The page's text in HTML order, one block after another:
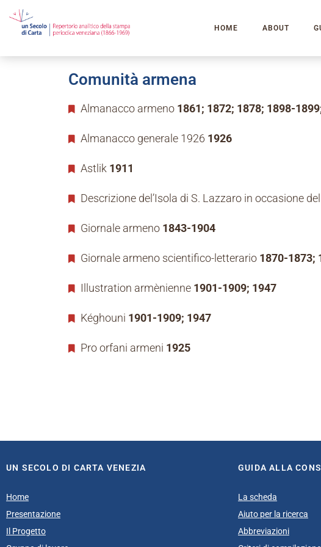
HOME ABOUT
Comunità armena
Almanacco armeno 1861; 1872; 1878; 1898-
Almanacco generale 1926 1926
Astlik 1911
Descrizione del’Isola di S. Lazzaro in occasione
Giornale armeno 1843-1904
Giornale armeno scientifico-letterario 1870-1873;
Illustration armènienne 1901-1909; 1947
Kéghouni 1901-1909; 1947
Pro orfani armeni 1925
UN SECOLO DI CARTA VENEZIA
Home
Presentazione
Il Progetto
GUIDA ALLA
La scheda
Aiuto per la ricerca
Abbreviazioni